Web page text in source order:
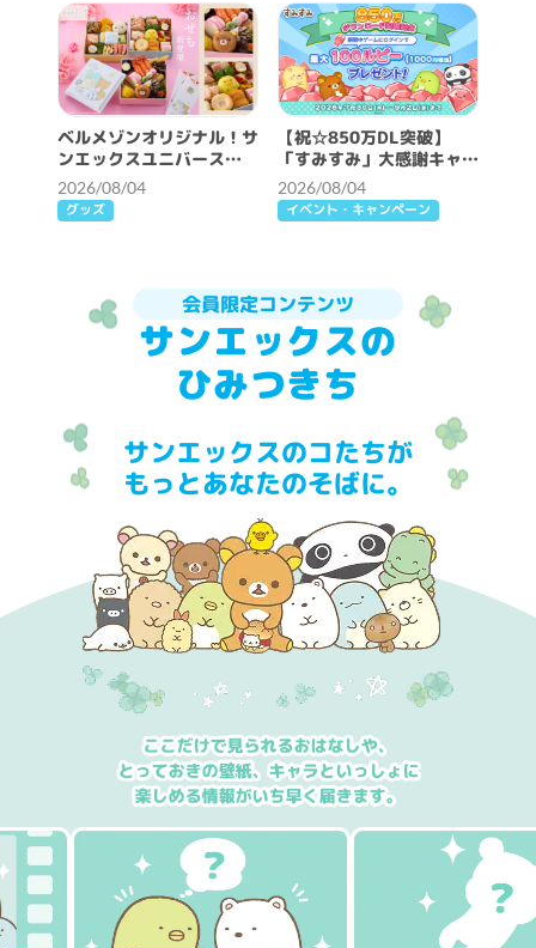
ベルメゾンオリジナル！サ
ンエックスユニバース
2027年おせち
2026/08/04
グッズ
【祝☆850万DL突破】
「すみすみ」大感謝キャン
ペーン開催♪
2026/08/04
イベント・キャンペーン
会員限定コンテンツ
サンエックスの
ひみつきち
サンエックスのコたちが
もっとあなたのそばに。